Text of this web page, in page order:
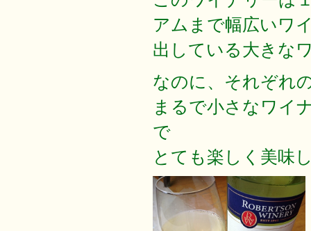
アムまで幅広いワ
出している大きな
なのに、それぞれ
まるで小さなワイ
で
とても楽しく美味